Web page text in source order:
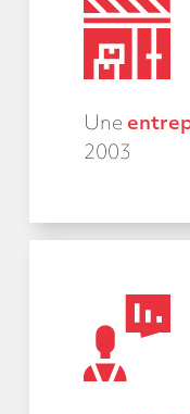
Une
2003